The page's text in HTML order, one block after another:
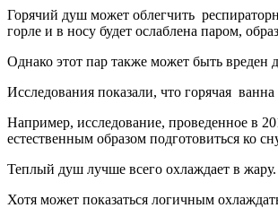
Горячий душ может облегчить
горле и в носу будет ослаблена паром,
Однако этот пар также может быть вреден
Исследования показали, что горячая
Например, исследование, проведенное в
естественным образом подготовиться ко
Теплый душ лучше всего охлаждает в жару.
Хотя может показаться логичным